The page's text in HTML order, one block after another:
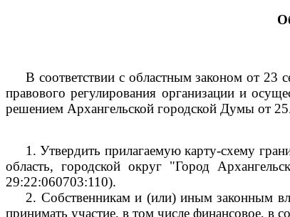
В соответствии с областным законом от 23
правового регулирования организации и
решением Архангельской городской Думы от
1. Утвердить прилагаемую карту-схему
область, городской округ "Город
29:22:060703:110).
2. Собственникам и (или) иным законным
принимать участие, в том числе финансовое, в